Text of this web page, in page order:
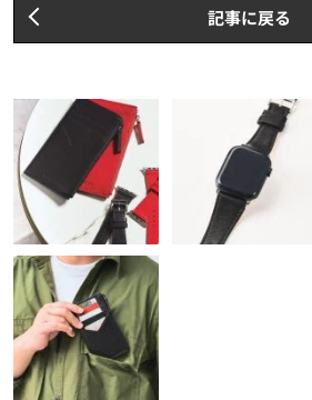
記事に戻る